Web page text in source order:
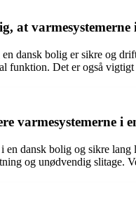
at
en dansk bolig er sikre og
funktion. Det er også
varmesystemerne i
en dansk bolig og sikre
og unødvendig slitage.